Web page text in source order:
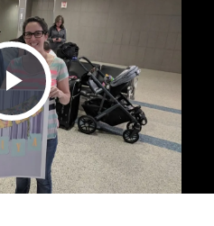
Video